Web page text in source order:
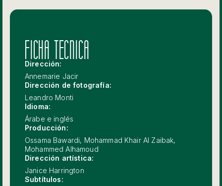
FICHA TECNICA
Dirección:
Annemarie Jacir
Dirección de fotografía:
Leandro Monti
Idioma:
Árabe e inglés
Producción:
Ossama Bawardi, Mohammad Khair Al Zaibak,
Mohammed Alhamoud
Dirección artística:
Janice Harrington
Subtítulos: